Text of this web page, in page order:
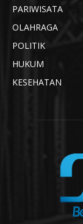
PARIWISATA
OLAHRAGA
POLITIK
HUKUM
KESEHATAN